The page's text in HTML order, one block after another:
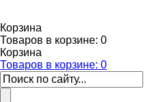
Корзина
Товаров в корзине: 0
Корзина
Товаров в корзине: 0